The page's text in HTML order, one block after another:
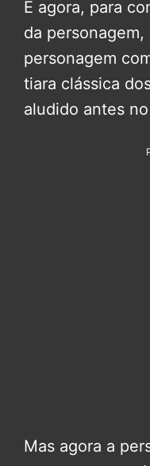
E agora, para
da
personagem
tiara clássica
aludido antes
Mas agora a